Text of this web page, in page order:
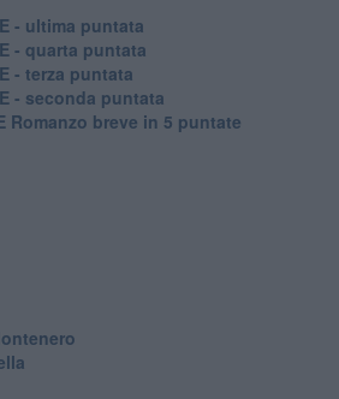
- ultima puntata
- quarta puntata
- terza puntata
- seconda puntata
Romanzo breve in 5 puntate